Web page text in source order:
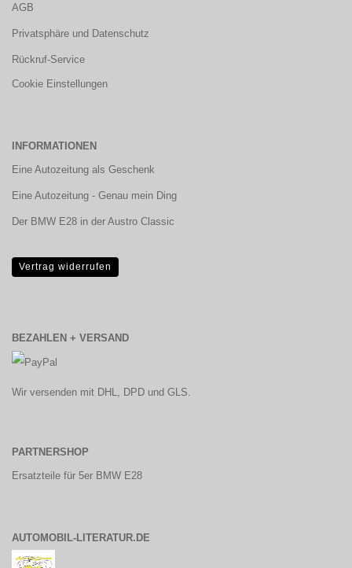
AGB
Privatsphäre und Datenschutz
Rückruf-Service
Cookie Einstellungen
INFORMATIONEN
Eine Autozeitung als Geschenk
Eine Autozeitung - Genau mein Ding
Der BMW E28 in der Austro Classic
Vertrag widerrufen
BEZAHLEN + VERSAND
Wir versenden mit DHL, DPD und GLS.
PARTNERSHOP
Ersatzteile für 5er BMW E28
AUTOMOBIL-LITERATUR.DE